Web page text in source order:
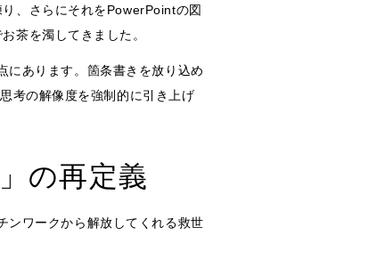
、さらにそれをPowerPointの図
茶を濁してきました。
にあります。箇条書きを放り込め
考の解像度を強制的に引き上げ
の再定義
ンワークから解放してくれる救世